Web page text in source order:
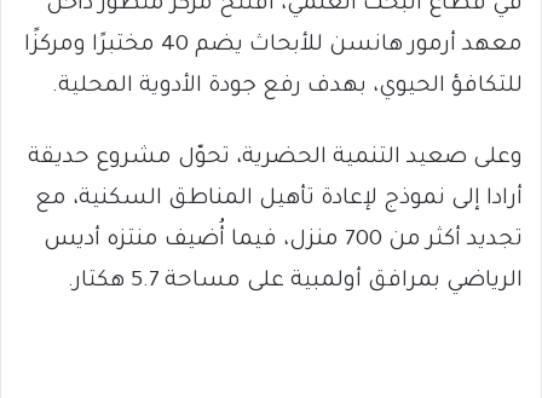
في قطاع البحث العلمي، افتُتح مركز متطور داخل
معهد أرمور هانسن للأبحاث يضم 40 مختبرًا ومركزًا
للتكافؤ الحيوي، بهدف رفع جودة الأدوية المحلية.
وعلى صعيد التنمية الحضرية، تحوّل مشروع حديقة
أرادا إلى نموذج لإعادة تأهيل المناطق السكنية، مع
تجديد أكثر من 700 منزل، فيما أُضيف منتزه أديس
الرياضي بمرافق أولمبية على مساحة 5.7 هكتار.